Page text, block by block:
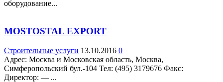
оборудование...
MOSTOSTAL EXPORT
Строительные услуги 13.10.2016 0
Адрес: Москва и Московская область, Москва,
Симферопольский бул.-104 Teл: (495) 3179676 Факс:
Директор: — ...